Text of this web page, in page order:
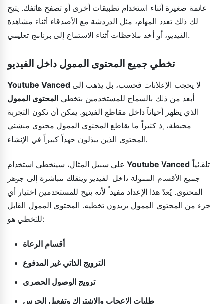
عائمة صغيرة أثناء استخدام تطبيقات أخرى أو تصفح هاتفك. يتيح
لك ذلك تعدد المهام، مثل الدردشة مع الأصدقاء أثناء مشاهدة
الفيديو، أو أخذ ملاحظات أثناء الاستماع إلى برنامج تعليمي.
تخطي جميع المحتوى الممول داخل الفيديو
Youtube Vanced
أبعد من ذلك بالسماح للمستخدمين بتخطي المحتوى الممول
الذي يظهر أحياناً داخل مقاطع الفيديو. يمكن أن تكون التجربة
محبطة، إذ كثيراً ما يقاطع المحتوى الممول محتوى منشئي
المحتوى الذين يبذلون جهداً كبيراً في الإنشاء.
Youtube Vanced تلقائياً
جميع الأقسام الممولة داخل الفيديو وينقلك مباشرة إلى جوهر
المحتوى. يُعدّ هذا الإعداد مفيداً لأنه يتيح للمستخدمين اختيار أي
جزء من المحتوى الممول يريدون تخطيه. المحتوى الممول القابل
للتخطي هو:
أقسام الرعاة
الترويج الذاتي غير المدفوع
ترويج الوصول الحصري
طلبات الإعجاب والاشتراك وتفعيل الجرس